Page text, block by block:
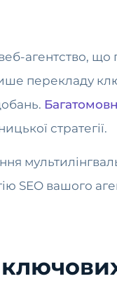
агентство, що
перекладу
стратегії.
SEO вашого